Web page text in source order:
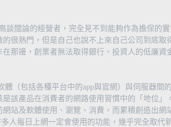
闊論的經營者，完全見不到能夠作為擔保的實
很熱門，但是自己也說不上來自己公司到底取
那邊，創業者無法取得銀行、投資人的低廉資
（包括各種平台中的app與官網）與伺服器間
該產品在消費者的網路使用習慣中的「地位」
站及軟體使用、瀏覽、消費，而累積創造出網
人每日上網一定會使用的功能，幾乎完全取代